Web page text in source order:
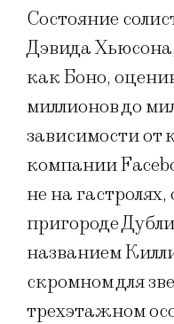
Состояние
Дэвида
как Боно,
миллионов до
зависимости от
компании
не на
пригороде
названием
скромном для
трехэтажном